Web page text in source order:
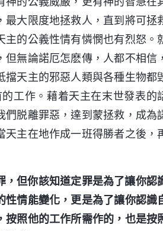
最大限度地拯救人，直到將可拯
主的公義性情有憐憫也有烈怒。
無論諾厄怎麽傳，人都不相信，
擋天主的邪惡人類與各種生物都
工作。藉着天主在末世發表的
脱離罪惡，達到蒙拯救，成為
天主在地作成一班得勝者之後，
但你該知道定罪是為了讓你認
情能變化，更是為了讓你認識
按照他的工作所需作的，也是按